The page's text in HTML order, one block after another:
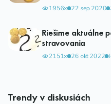
1956x 22 sep 2020
Riešime aktuálne
stravovania
2151x 26 okt 2022
Trendy v diskusiách